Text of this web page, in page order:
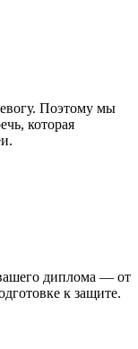
Поэтому мы
которая
диплома — от
к защите.